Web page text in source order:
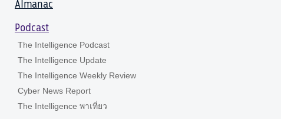
Almanac
Podcast
The Intelligence Podcast
The Intelligence Update
The Intelligence Weekly Review
Cyber News Report
The Intelligence พาเที่ยว